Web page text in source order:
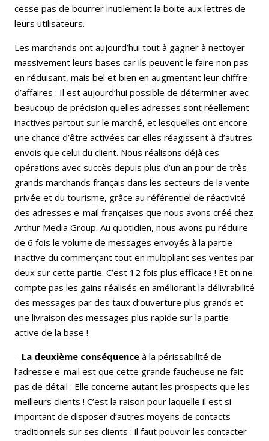
cesse pas de bourrer inutilement la boite aux lettres de
leurs utilisateurs.
Les marchands ont aujourd’hui tout à gagner à nettoyer
massivement leurs bases car ils peuvent le faire non pas
en réduisant, mais bel et bien en augmentant leur chiffre
d’affaires : Il est aujourd’hui possible de déterminer avec
beaucoup de précision quelles adresses sont réellement
inactives partout sur le marché, et lesquelles ont encore
une chance d’être activées car elles réagissent à d’autres
envois que celui du client. Nous réalisons déjà ces
opérations avec succès depuis plus d’un an pour de très
grands marchands français dans les secteurs de la vente
privée et du tourisme, grâce au référentiel de réactivité
des adresses e-mail françaises que nous avons créé chez
Arthur Media Group. Au quotidien, nous avons pu réduire
de 6 fois le volume de messages envoyés à la partie
inactive du commerçant tout en multipliant ses ventes par
deux sur cette partie. C’est 12 fois plus efficace ! Et on ne
compte pas les gains réalisés en améliorant la délivrabilité
des messages par des taux d’ouverture plus grands et
une livraison des messages plus rapide sur la partie
active de la base !
– La deuxième conséquence à la périssabilité de
l’adresse e-mail est que cette grande faucheuse ne fait
pas de détail : Elle concerne autant les prospects que les
meilleurs clients ! C’est la raison pour laquelle il est si
important de disposer d’autres moyens de contacts
traditionnels sur ses clients : il faut pouvoir les contacter